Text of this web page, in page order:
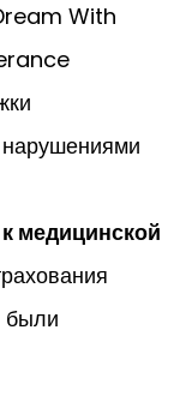
With
медицинской
были